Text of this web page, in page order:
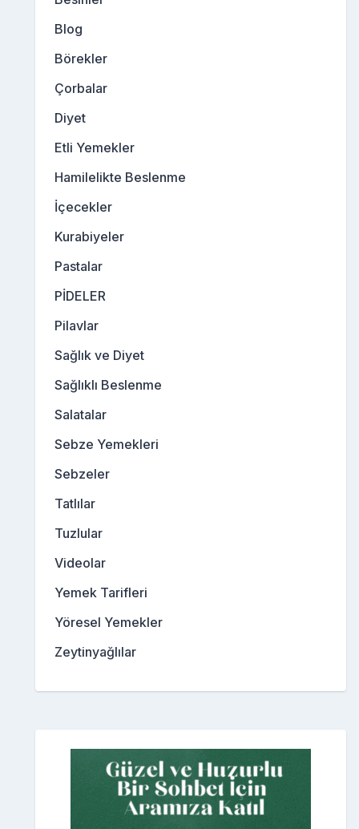
Blog
Börekler
Çorbalar
Diyet
Etli Yemekler
Hamilelikte Beslenme
İçecekler
Kurabiyeler
Pastalar
PİDELER
Pilavlar
Sağlık ve Diyet
Sağlıklı Beslenme
Salatalar
Sebze Yemekleri
Sebzeler
Tatlılar
Tuzlular
Videolar
Yemek Tarifleri
Yöresel Yemekler
Zeytinyağlılar